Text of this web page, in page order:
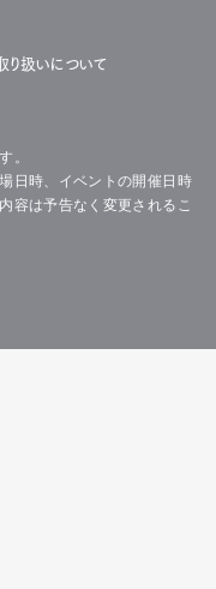
扱いについて
。
日時、イベントの開催日時
容は予告なく変更されるこ